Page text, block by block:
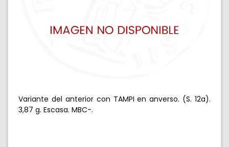
Variante del anterior con TAMPI en anverso. (S. 12a).
3,87 g. Escasa. MBC-.